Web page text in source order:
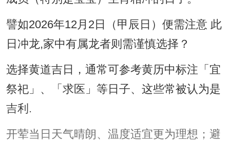
譬如2026年12月2日（甲辰日）便需注意 此
日冲龙,家中有属龙者则需谨慎选择？
选择黄道吉日，通常可参考黄历中标注「宜
祭祀」、「求医」等日子、这些常被认为是
吉利.
开荤当日天气晴朗、温度适宜更为理想；避